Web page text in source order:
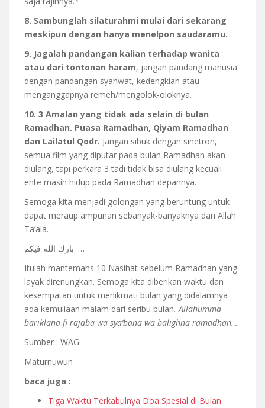
8. Sambunglah silaturahmi mulai dari sekarang
meskipun dengan hanya menelpon saudaramu.
9. Jagalah pandangan kalian terhadap wanita
atau dari tontonan haram, jangan pandang manusia
dengan pandangan syahwat, kedengkian atau
menganggapnya remeh/mengolok-oloknya.
10. 3 Amalan yang tidak ada selain di bulan
Ramadhan. Puasa Ramadhan, Qiyam Ramadhan
dan Lailatul Qodr. Jangan sibuk dengan sinetron,
semua film yang diputar pada bulan Ramadhan akan
diulang, tapi perkara 3 tadi tidak bisa diulang kecuali
ente masih hidup pada Ramadhan depannya.
Semoga kita menjadi golongan yang beruntung untuk
dapat meraup ampunan sebanyak-banyaknya dari Allah
Ta’ala.
بارك الله فيكم. …
Itulah mantemans 10 Nasihat sebelum Ramadhan yang
layak direnungkan. Semoga kita diberikan waktu dan
kesempatan untuk menikmati bulan yang didalamnya
ada kemuliaan malam dari seribu bulan. Allahumma
bariklana fi rajaba wa sya’bana wa balighna ramadhan…
Sumber : WAG
Maturnuwun
baca juga :
Tiga Waktu Terkabulnya Doa Spesial di Bulan